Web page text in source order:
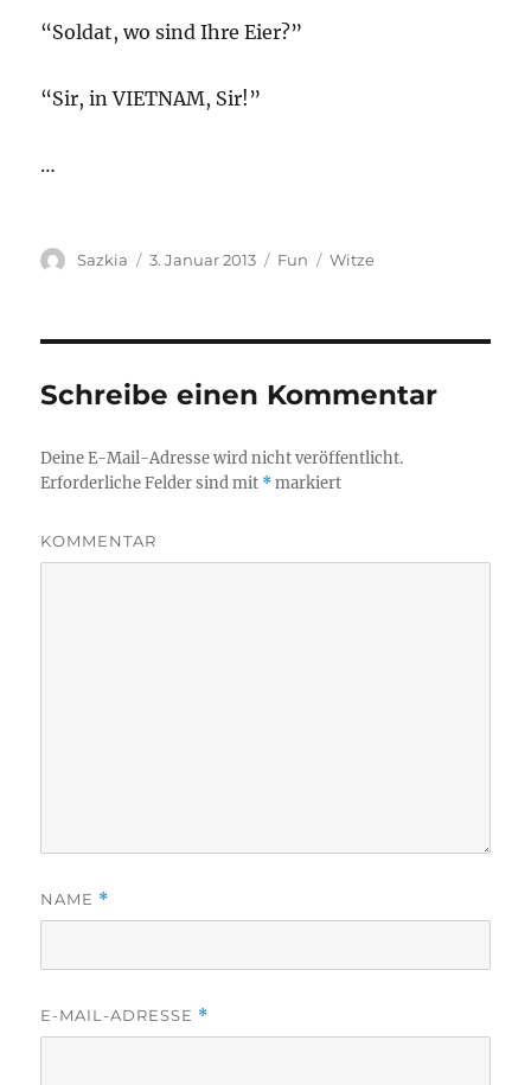
“Soldat, wo sind Ihre Eier?”
“Sir, in VIETNAM, Sir!”
…
Autor
Sazkia
Veröffentlicht
3. Januar 2013 Kategorien
Fun Schlagwörter
Witze
Schreibe einen Kommentar
Deine E-Mail-Adresse wird nicht veröffentlicht.
Erforderliche Felder sind mit *markiert
KOMMENTAR
NAME *
E-MAIL-ADRESSE *